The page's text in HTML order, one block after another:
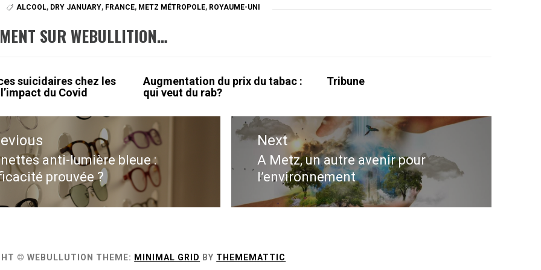
ALCOOL, DRY JANUARY, FRANCE, METZ MÉTROPOLE, ROYAUME-UNI
SUR WEBULLITION…
suicidaires chez les
du Covid
Augmentation du prix du tabac :
qui veut du rab?
Tribune
anti-lumière bleue :
prouvée ?
Next
Next
post:
A Metz, un autre avenir pour
l’environnement
© WEBULLUTION THEME: MINIMAL GRID BY THEMEMATTIC